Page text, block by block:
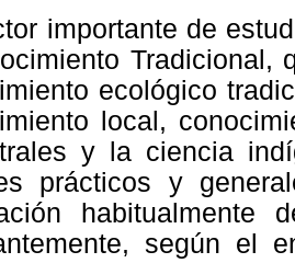
importante de
Tradicional,
ecológico
local,
y la ciencia
prácticos y
según el